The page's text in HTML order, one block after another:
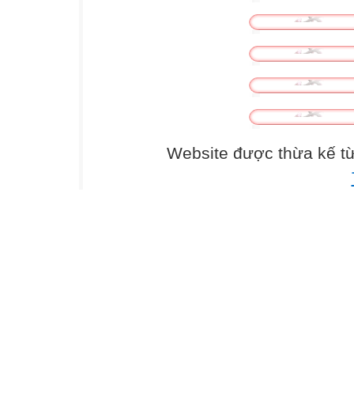
Website được thừa kế